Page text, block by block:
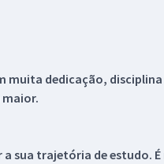
muita dedicação, disciplina
maior.
sua trajetória de estudo.